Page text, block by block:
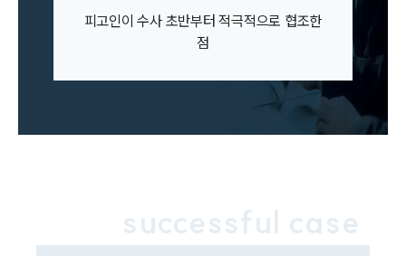
고객의 소리
통합검색
고객후기
피고인이 수사 초반부터 적극적으로 협조한
점
successful case